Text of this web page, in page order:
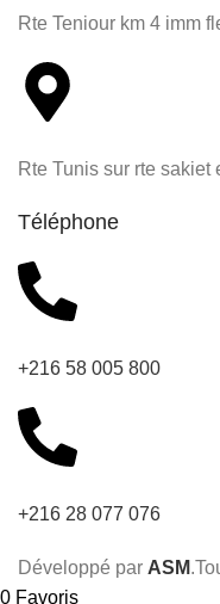
Rte Teniour km 4 imm
Rte Tunis sur rte sakiet
Téléphone
+216 58 005 800
+216 28 077 076
Développé par ASM
0 Favoris